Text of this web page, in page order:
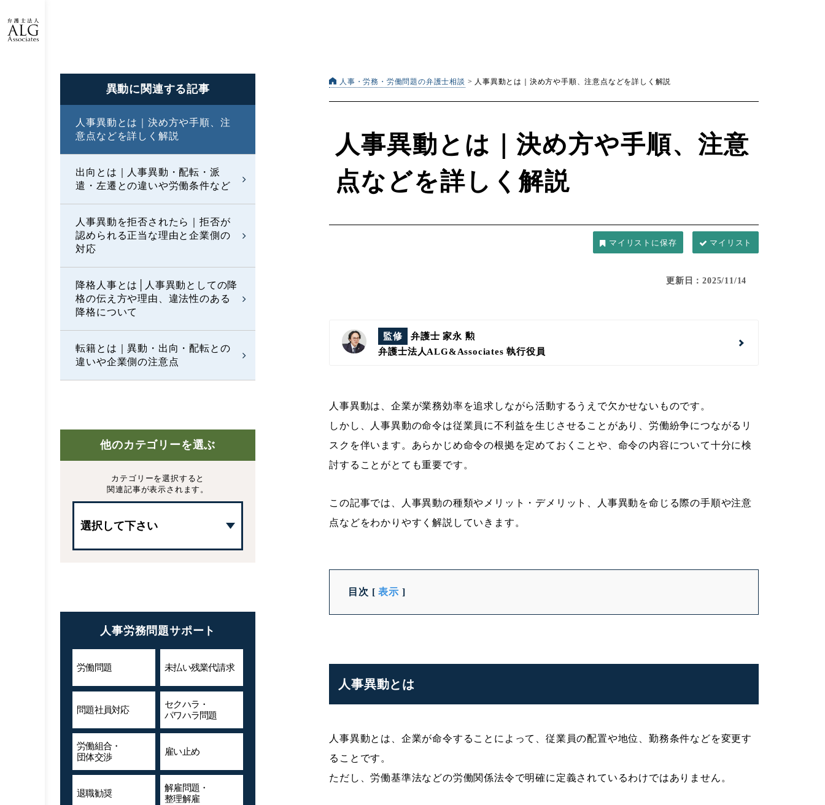
異動に 関連する記事
人事異動とは｜決め方や手順、注
意点などを詳しく解説
出向とは｜人事異動・配転・派
遣・左遷との違いや労働条件など
人事異動を拒否されたら｜拒否が
認められる正当な理由と企業側の
対応
降格人事とは│人事異動としての降
格の伝え方や理由、違法性のある
降格について
転籍とは｜異動・出向・配転との
違いや企業側の注意点
他のカテゴリーを選ぶ
カテゴリーを選択すると
関連記事が表示されます。
人事労務問題サポート
労働問題 未払い残業代請求
問題社員対応
セクハラ・
パワハラ問題
労働組合・
団体交渉
雇い止め
退職勧奨
解雇問題・
整理解雇
人事・労務・労働問題の弁護士相談 > 人事異動とは｜決め方や手順、注意点などを詳しく解説
人事異動とは｜決め方や手順、注意
点などを詳しく解説
マイリスト
更新日：2025/11/14
監修
弁護士 家永 勲
弁護士法人ALG&Associates執行役員
人事異動は、企業が業務効率を追求しながら活動するうえで欠かせないものです。
しかし、人事異動の命令は従業員に不利益を生じさせることがあり、労働紛争につながるリ
スクを伴います。あらかじめ命令の根拠を定めておくことや、命令の内容について十分に検
討することがとても重要です。
この記事では、人事異動の種類やメリット・デメリット、人事異動を命じる際の手順や注意
点などをわかりやすく解説していきます。
目次 [ 表示 ]
人事異動とは
人事異動とは、企業が命令することによって、従業員の配置や地位、勤務条件などを変更す
ることです。
ただし、労働基準法などの労働関係法令で明確に定義されているわけではありません。